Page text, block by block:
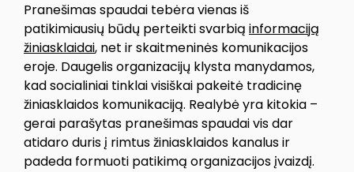
Pranešimas spaudai tebėra vienas iš
patikimiausių būdų perteikti svarbią informaciją
žiniasklaidai, net ir skaitmeninės komunikacijos
eroje. Daugelis organizacijų klysta manydamos,
kad socialiniai tinklai visiškai pakeitė tradicinę
žiniasklaidos komunikaciją. Realybė yra kitokia –
gerai parašytas pranešimas spaudai vis dar
atidaro duris į rimtus žiniasklaidos kanalus ir
padeda formuoti patikimą organizacijos įvaizdį.